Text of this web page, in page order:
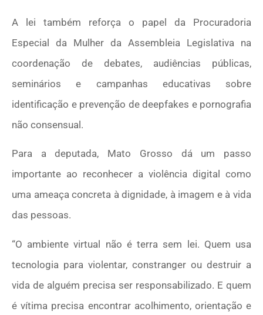
A lei também reforça o papel da Procuradoria
Especial da Mulher da Assembleia Legislativa na
coordenação de debates, audiências públicas,
seminários e campanhas educativas sobre
identificação e prevenção de deepfakes e pornografia
não consensual.
Para a deputada, Mato Grosso dá um passo
importante ao reconhecer a violência digital como
uma ameaça concreta à dignidade, à imagem e à vida
das pessoas.
“O ambiente virtual não é terra sem lei. Quem usa
tecnologia para violentar, constranger ou destruir a
vida de alguém precisa ser responsabilizado. E quem
é vítima precisa encontrar acolhimento, orientação e